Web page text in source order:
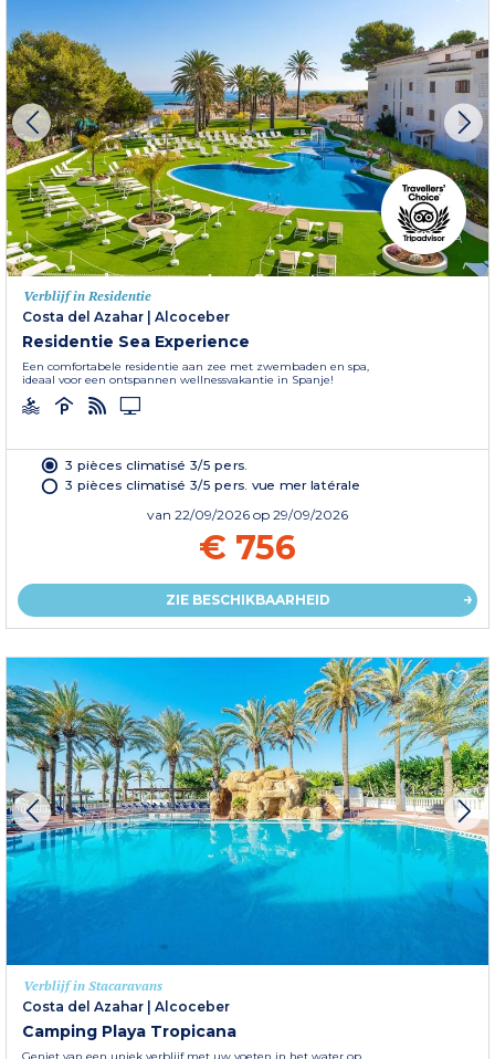
Verblijf in Residentie
Costa del Azahar
Alcoceber
Residentie Sea Experience
Een comfortabele residentie aan zee met zwembaden en spa,
ideaal voor een ontspannen wellnessvakantie in Spanje!
3 pièces climatisé 3/5 pers.
3 pièces climatisé 3/5 pers. vue mer latérale
van 22/09/2026 op 29/09/2026
€ 756
ZIE BESCHIKBAARHEID
Verblijf in Stacaravans
Costa del Azahar | Alcoceber
Camping Playa Tropicana
Geniet van een uniek verblijf met uw voeten in het water op